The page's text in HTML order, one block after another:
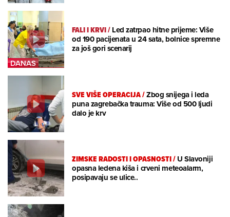
FALI I KRVI/Led zatrpao hitne prijeme: Više
od 190 pacijenata u 24 sata, bolnice spremne
za još gori scenarij
SVE VIŠE OPERACIJA/Zbog snijega i leda
puna zagrebačka trauma: Više od 500 ljudi
dalo je krv
ZIMSKE RADOSTI I OPASNOSTI/U Slavoniji
opasna ledena kiša i crveni meteoalarm,
posipavaju se ulice..